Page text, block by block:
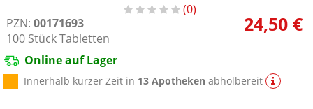
0
PZN: 00171693
100 Stück Tabletten
24,50 €
Online auf Lager
Innerhalb kurzer Zeit in 13 Apotheken abholbereit